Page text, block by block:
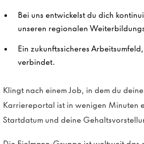
Bei uns entwickelst du dich
unseren regionalen
Ein zukunftssicheres
verbindet.
Klingt nach einem Job, in dem du
Karriereportal ist in wenigen Minuten
Startdatum und deine